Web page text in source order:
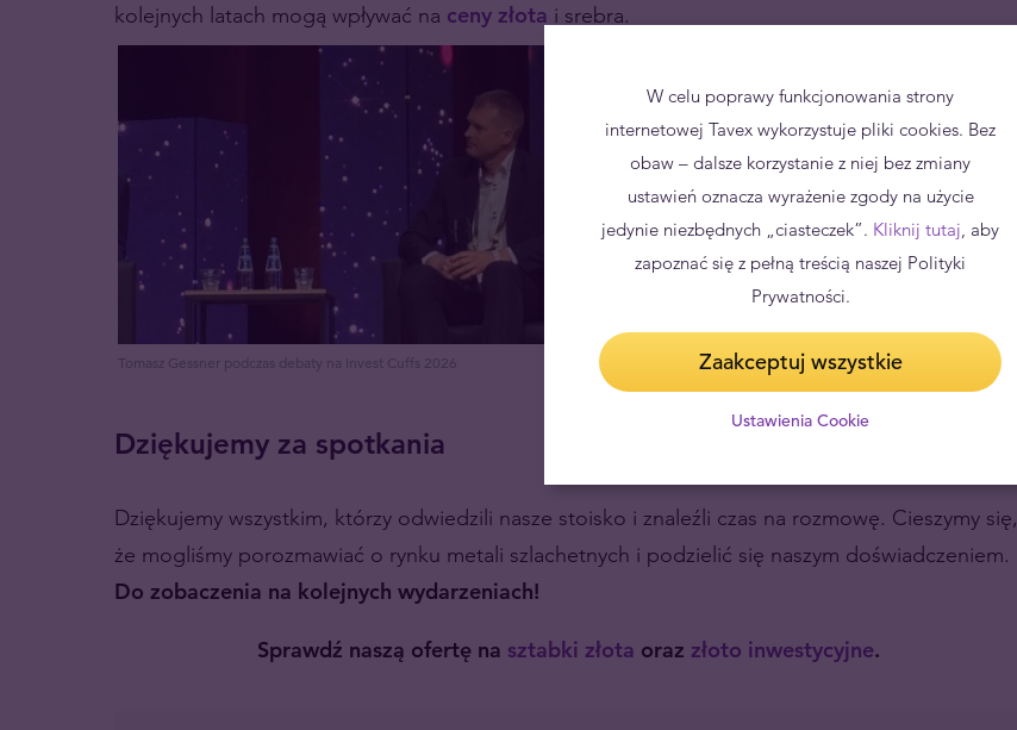
kolejnych latach mogą wpływać na ceny złota i srebra.
Tomasz Gessner podczas debaty na Invest Cuffs 2026
Dziękujemy za spotkania
Dziękujemy wszystkim, którzy odwiedzili nasze stoisko i znaleźli czas na rozmowę. Cieszymy się,
że mogliśmy porozmawiać o rynku metali szlachetnych i podzielić się naszym doświadczeniem.
Do zobaczenia na kolejnych wydarzeniach!
Sprawdź naszą ofertę na sztabki złota oraz złoto inwestycyjne.
W celu poprawy funkcjonowania strony
internetowej Tavex wykorzystuje pliki cookies. Bez
obaw – dalsze korzystanie z niej bez zmiany
ustawień oznacza wyrażenie zgody na użycie
jedynie niezbędnych „ciasteczek”. Kliknij tutaj, aby
zapoznać się z pełną treścią naszej Polityki
Prywatności.
Zaakceptuj wszystkie
Ustawienia Cookie